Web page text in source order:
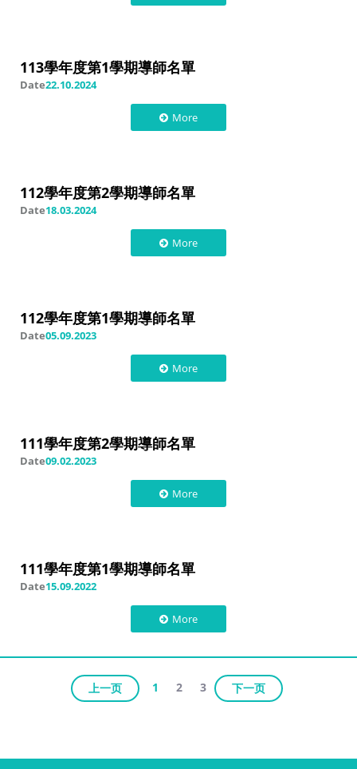
113學年度第1學期導師名單
Date22.10.2024
More
112學年度第2學期導師名單
Date18.03.2024
More
112學年度第1學期導師名單
Date05.09.2023
More
111學年度第2學期導師名單
Date09.02.2023
More
111學年度第1學期導師名單
Date15.09.2022
More
上一页 1 2 3 下一页